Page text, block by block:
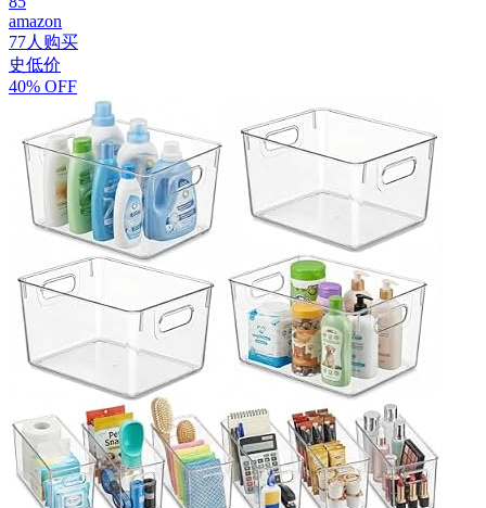
amazon
77人购买
史低价
40% OFF